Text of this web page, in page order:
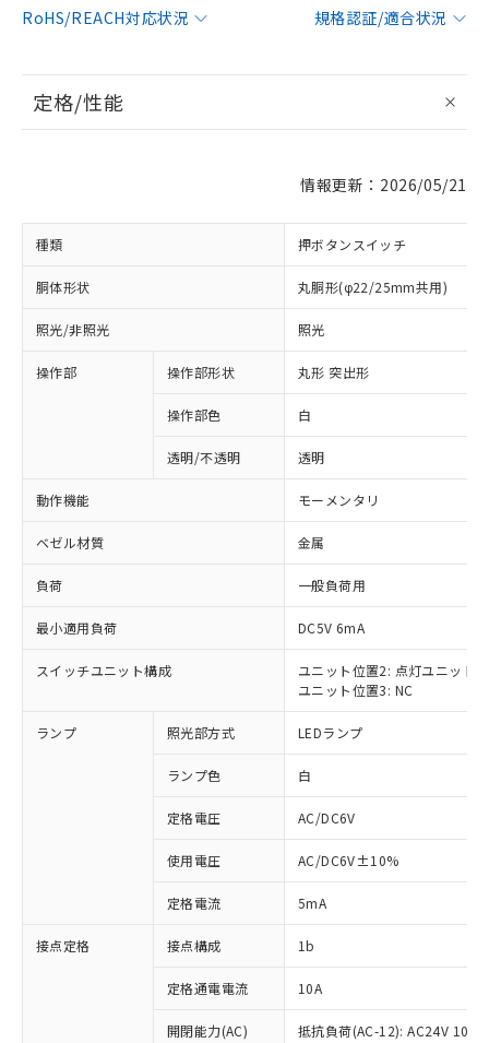
RoHS/REACH対応状況
規格認証/適合状況
定格/性能
情報更新：2026/05/21
種類 押ボタンスイッチ
胴体形状 丸胴形(φ22/25mm共用)
照光/非照光 照光
操作部 操作部形状 丸形 突出形
操作部色 白
透明/不透明 透明
動作機能 モーメンタリ
ベゼル材質 金属
負荷 一般負荷用
最小適用負荷 DC5V 6mA
スイッチユニット構成
ユニット位置2: 点灯ユニット
ユニット位置3: NC
ランプ 照光部方式 LEDランプ
ランプ色 白
定格電圧 AC/DC6V
使用電圧 AC/DC6V±10%
定格電流 5mA
接点定格 接点構成 1b
定格通電電流 10A
開閉能力(AC)
抵抗負荷(AC-12): AC24V 10A/
ご利用条件
以下の条件をお読みいただき、同意のうえ
ご利用ください。
本サービスは、当社制御機器事業取扱
商品の当社在庫状況および標準価格
(税抜)を提供させていただくもので
当社制御機器事業取扱商品の中には、
※1 対応状況
対応済み：EU RoHS指令（10物質）の
非含有に対応した製品が提供可能な商品で
対応予定：EU RoHS指令（10物質）の非含
有に対応した製品に切り替える予定のある
対応予定なし：EU RoHS指令（10物質）の
非含有に非対応の商品で、対応品を出す予
定はありません。
調査・確認中：EU RoHS指令（10物質）の
非含有の対応状況を調査中または確認中の
非該当品：ライセンス料など無形物で、有
害物質有無と関係のない商品です。
※1 中国RoHS○×表
「○」：最大均質材料含有率が中国RoHSの
基準値以下であることを示します。